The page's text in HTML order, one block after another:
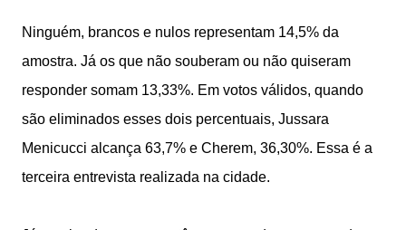
Ninguém, brancos e nulos representam 14,5% da
amostra. Já os que não souberam ou não quiseram
responder somam 13,33%. Em votos válidos, quando
são eliminados esses dois percentuais, Jussara
Menicucci alcança 63,7% e Cherem, 36,30%. Essa é a
terceira entrevista realizada na cidade.